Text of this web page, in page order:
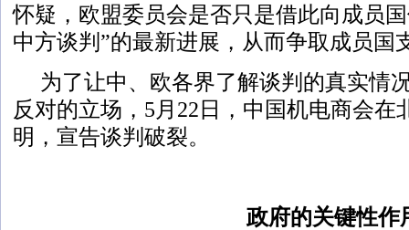
怀疑，欧盟委员会是否只是借此向成员
中方谈判”的最新进展，从而争取成员国
为了让中、欧各界了解谈判的真实情
反对的立场，5月22日，中国机电商会在
明，宣告谈判破裂。
政府的关键性作